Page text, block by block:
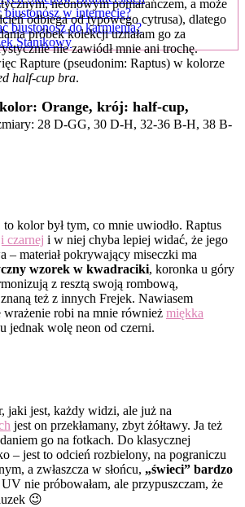
biustonosz w internecie?
biustonosz do karmienia?
Stanikowy
neonowym pomarańczem, a może
odbiega od typowego cytrusa), dlatego
próbek kolekcji uznałam go za
nie zawiódł mnie ani trochę.
Rapture (pseudonim: Raptus) w kolorze
half-cup bra.
Orange, krój: half-cup,
28 D-GG, 30 D-H, 32-36 B-H, 38 B-
to kolor był tym, co mnie uwiodło. Raptus
czarnej i w niej chyba lepiej widać, że jego
– materiał pokrywający miseczki ma
wzorek w kwadraciki, koronka u góry
z resztą swoją rombową,
też z innych Frejek. Nawiasem
robi na mnie również miękka
jednak wolę neon od czerni.
jaki jest, każdy widzi, ale już na
jest on przekłamany, zbyt żółtawy. Ja też
go na fotkach. Do klasycznej
– jest to odcień rozbielony, na pograniczu
a zwłaszcza w słońcu, „świeci” bardzo
nie próbowałam, ale przypuszczam, że
😉